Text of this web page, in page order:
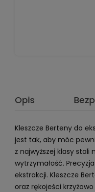
Opis
Kleszcze Berteny do
jest tak, aby móc
z najwyższej klasy
wytrzymałość.
ekstrakcji. Kleszcze
oraz rękojeści